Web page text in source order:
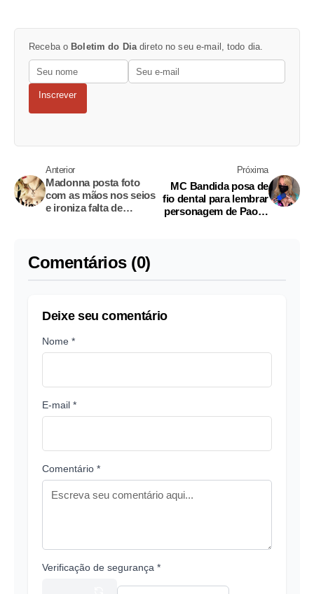
Receba o Boletim do Dia direto no seu e-mail, todo dia.
Inscrever
Anterior
Madonna posta foto
com as mãos nos seios
e ironiza falta de
Próxima
MC Bandida posa de
fio dental para lembrar
personagem de Paolla
Comentários (0)
Deixe seu comentário
Nome *
E-mail *
Comentário *
Verificação de segurança *